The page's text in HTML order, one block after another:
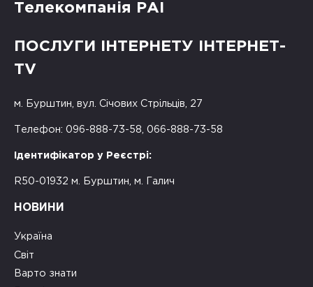
Телекомпанія РАІ
ПОСЛУГИ ІНТЕРНЕТУ ІНТЕРНЕТ-
TV
м. Бурштин, вул. Січових Стрільців, 27
Телефон: 096-888-73-58, 066-888-73-58
Ідентифікатор у Реєстрі:
R50-01932 м. Бурштин, м. Галич
НОВИНИ
Україна
Світ
Варто знати